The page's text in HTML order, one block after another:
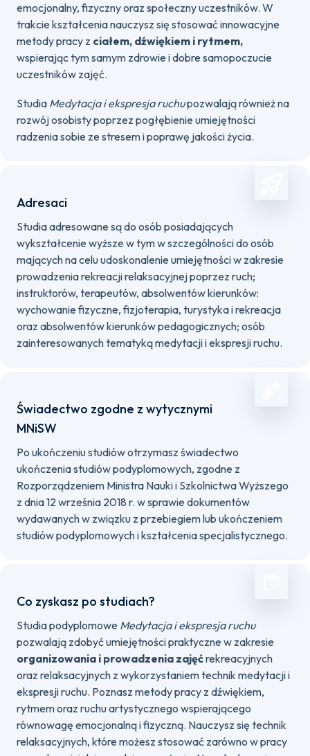
emocjonalny, fizyczny oraz społeczny uczestników. W
trakcie kształcenia nauczysz się stosować innowacyjne
metody pracy z ciałem, dźwiękiem i rytmem,
wspierając tym samym zdrowie i dobre samopoczucie
uczestników zajęć.
Studia Medytacja i ekspresja ruchupozwalają również na
rozwój osobisty poprzez pogłębienie umiejętności
radzenia sobie ze stresem i poprawę jakości życia.
Adresaci
Studia adresowane są do osób posiadających
wykształcenie wyższe w tym w szczególności do osób
mających na celu udoskonalenie umiejętności w zakresie
prowadzenia rekreacji relaksacyjnej poprzez ruch;
instruktorów, terapeutów, absolwentów kierunków:
wychowanie fizyczne, fizjoterapia, turystyka i rekreacja
oraz absolwentów kierunków pedagogicznych; osób
zainteresowanych tematyką medytacji i ekspresji ruchu.
Świadectwo zgodne z wytycznymi
MNiSW
Po ukończeniu studiów otrzymasz świadectwo
ukończenia studiów podyplomowych, zgodne z
Rozporządzeniem Ministra Nauki i Szkolnictwa Wyższego
z dnia 12 września 2018 r. w sprawie dokumentów
wydawanych w związku z przebiegiem lub ukończeniem
studiów podyplomowych i kształcenia specjalistycznego.
Co zyskasz po studiach?
Studia podyplomowe Medytacja i ekspresja ruchu
pozwalają zdobyć umiejętności praktyczne w zakresie
organizowania i prowadzenia zajęćrekreacyjnych
oraz relaksacyjnych z wykorzystaniem technik medytacji i
ekspresji ruchu. Poznasz metody pracy z dźwiękiem,
rytmem oraz ruchu artystycznego wspierającego
równowagę emocjonalną i fizyczną. Nauczysz się technik
relaksacyjnych, które możesz stosować zarówno w pracy